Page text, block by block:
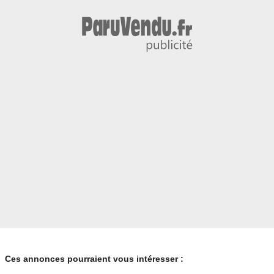
Ces annonces pourraient vous intéresser :